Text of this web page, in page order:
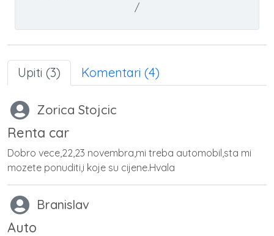
/
Upiti (3) Komentari (4)
Zorica Stojcic
Renta car
Dobro vece,22,23 novembra,mi treba automobil,sta mi
mozete ponuditi,i koje su cijene.Hvala
Branislav
Auto